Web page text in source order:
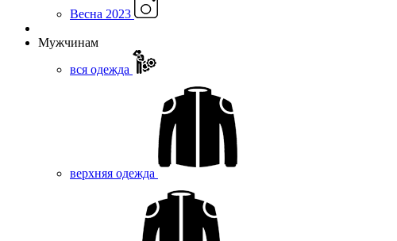
Весна 2023
Мужчинам
вся одежда
верхняя одежда